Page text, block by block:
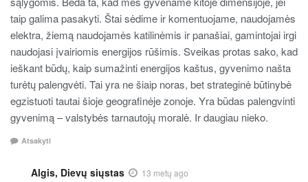
taip galima pasakyti. Štai sėdime ir komentuojame, naudojamės
elektra, žiemą naudojamės katilinėmis ir panašiai, gamintojai irgi
naudojasi įvairiomis energijos rūšimis. Sveikas protas sako, kad
ieškant būdų, kaip sumažinti energijos kaštus, gyvenimo našta
turėtų palengvėti. Tai yra ne šiaip noras, bet strateginė būtinybė
egzistuoti tautai šioje geografinėje zonoje. Yra būdas palengvinti
gyvenimą – valstybės tarnautojų moralė. Ir daugiau nieko.
Atsakyti
Algis, Dievų siųstas 13 metų ago